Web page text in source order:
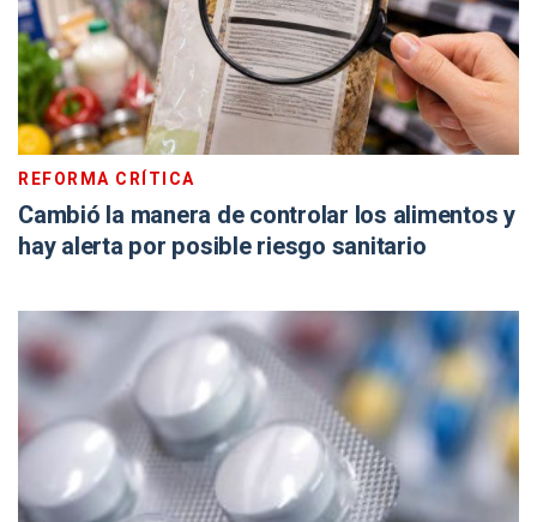
REFORMA CRÍTICA
Cambió la manera de controlar los alimentos y
hay alerta por posible riesgo sanitario